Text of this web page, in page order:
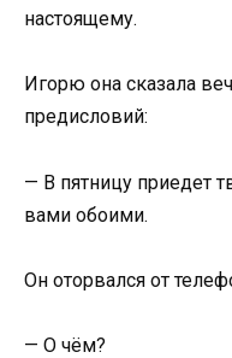
настоящему.
Игорю она сказала
предисловий:
— В пятницу приедет
вами обоими.
Он оторвался от
— О чём?